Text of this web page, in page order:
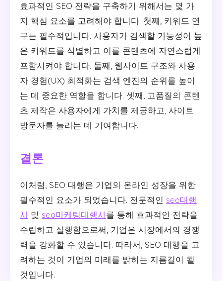
효과적인 SEO 전략을 구축하기 위해서는 몇 가
지 핵심 요소를 고려해야 합니다. 첫째, 키워드 연
구는 필수적입니다. 사용자가 검색할 가능성이 높
은 키워드를 식별하고 이를 콘텐츠에 자연스럽게
포함시켜야 합니다. 둘째, 웹사이트 구조와 사용
자 경험(UX) 최적화는 검색 엔진의 순위를 높이
는 데 중요한 역할을 합니다. 셋째, 고품질의 콘텐
츠 제작은 사용자에게 가치를 제공하고, 사이트
방문자를 늘리는 데 기여합니다.
결론
이처럼, SEO 대행은 기업의 온라인 성장을 위한
필수적인 요소가 되었습니다. 전문적인 seo대행
사 및 seo마케팅대행사를 통해 효과적인 전략을
수립하고 실행함으로써, 기업은 시장에서의 경쟁
력을 강화할 수 있습니다. 따라서, SEO 대행을 고
려하는 것이 기업의 미래를 밝히는 지름길이 될
것입니다.